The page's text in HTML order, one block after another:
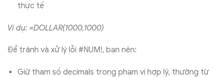
thực tế
Ví dụ: =DOLLAR(1000,1000)
Để tránh và xử lý lỗi #NUM!, bạn nên:
Giữ tham số decimals trong phạm vi hợp lý, thường từ